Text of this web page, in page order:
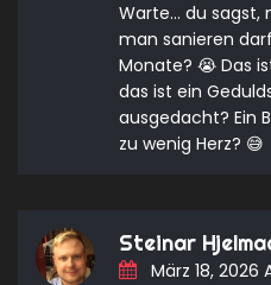
Warte… du sagst,
man sanieren
Monate? 😭 Das
das ist ein
ausgedacht? Ein
zu wenig Herz? 😅
Steinar
März 18, 2026